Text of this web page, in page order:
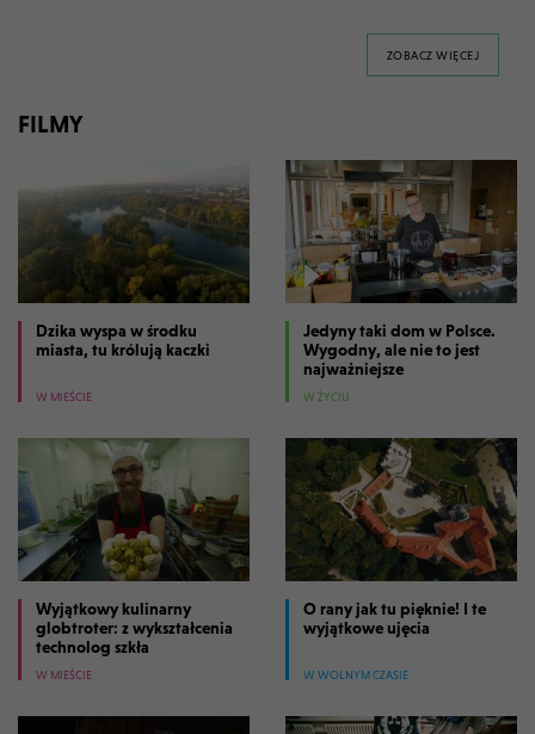
FILMY
Dzika wyspa w środku
miasta, tu królują kaczki
W MIEŚCIE
Jedyny taki dom w Polsce.
Wygodny, ale nie to jest
najważniejsze
W ŻYCIU
Wyjątkowy kulinarny
globtroter: z wykształcenia
technolog szkła
W MIEŚCIE
O rany jak tu pięknie! I te
wyjątkowe ujęcia
W WOLNYM CZASIE
ZOBACZ WIĘCEJGALERII